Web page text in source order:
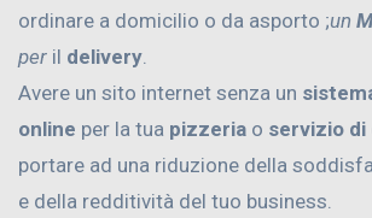
ordinare a domicilio o da asporto ;un
per il delivery
Avere un sito internet senza un
online per la tua pizzeria o servizio di
portare ad una riduzione della
e della redditività del tuo business.